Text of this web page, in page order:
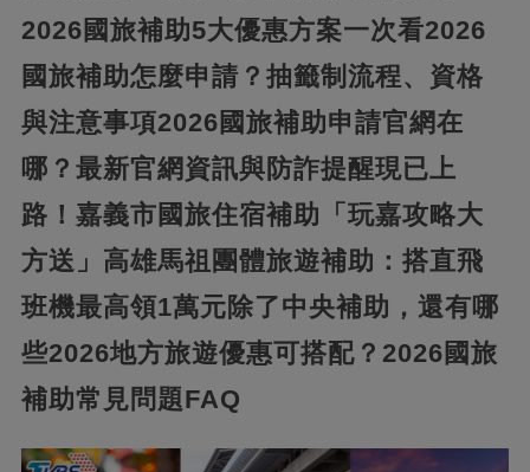
2026國旅補助5大優惠方案一次看2026
國旅補助怎麼申請？抽籤制流程、資格
與注意事項2026國旅補助申請官網在
哪？最新官網資訊與防詐提醒現已上
路！嘉義市國旅住宿補助「玩嘉攻略大
方送」 高雄馬祖團體旅遊補助：搭直飛
班機最高領1萬元除了中央補助，還有哪
些2026地方旅遊優惠可搭配？ 2026國旅
補助常見問題FAQ